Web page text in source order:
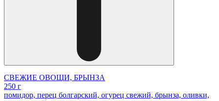
СВЕЖИЕ ОВОЩИ, БРЫНЗА
250 г
помидор, перец болгарский, огурец свежий, брынза, оливки,